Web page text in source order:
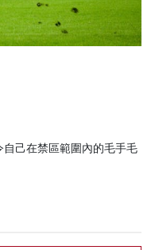
己在禁區範圍內的毛手毛